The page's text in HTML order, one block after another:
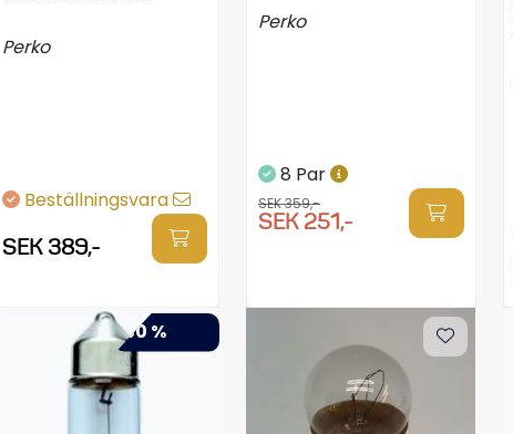
Perko
Beställningsvara
SEK 389,-
Perko
8 Par
SEK 359,-
SEK 251,-
-50 %